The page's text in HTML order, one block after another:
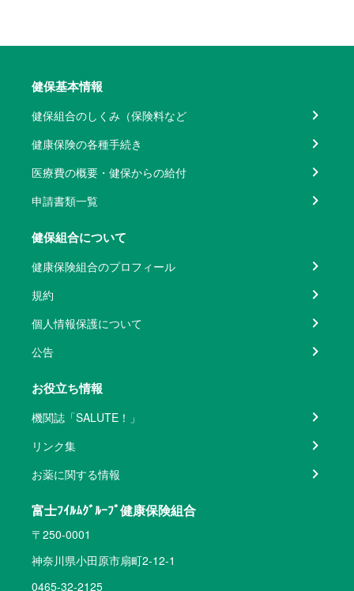
健保基本情報
健保組合のしくみ（保険料など
健康保険の各種手続き
医療費の概要・健保からの給付
申請書類一覧
健保組合について
健康保険組合のプロフィール
規約
個人情報保護について
公告
お役立ち情報
機関誌「SALUTE！」
リンク集
お薬に関する情報
富士ﾌｲﾙﾑｸﾞﾙｰﾌﾟ健康保険組合
〒250-0001
神奈川県小田原市扇町2-12-1
0465-32-2125